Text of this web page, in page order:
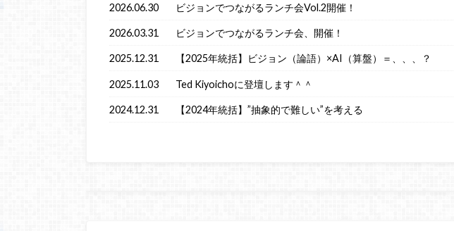
2026.06.30 ビジョンでつながるランチ会Vol.2開催！
2026.03.31 ビジョンでつながるランチ会、開催！
2025.12.31 【2025年統括】ビジョン（論語）×AI（算盤）＝、、、？
2025.11.03 Ted Kiyoichoに登壇します＾＾
2024.12.31 【2024年統括】”抽象的で難しい”を考える